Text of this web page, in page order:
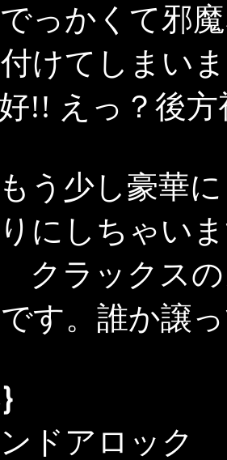
っかくて邪
けてしまい
!! えっ？後方
う少し豪華
にしちゃい
クラックス
す。誰か譲
ドアロック